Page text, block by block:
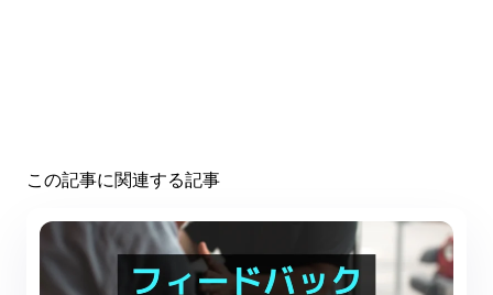
この記事に関連する記事